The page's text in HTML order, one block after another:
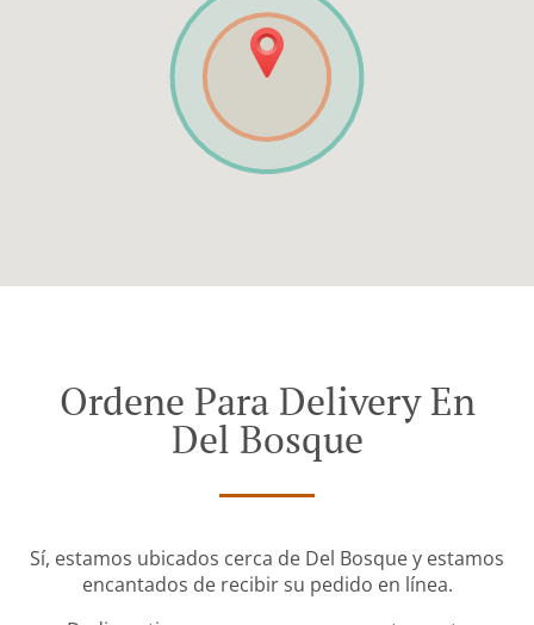
Ordene Para Delivery En
Del Bosque
Sí, estamos ubicados cerca de Del Bosque y estamos
encantados de recibir su pedido en línea.